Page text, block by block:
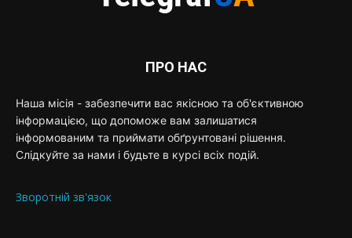
ПРО НАС
Наша місія - забезпечити вас якісною та об'єктивною
інформацією, що допоможе вам залишатися
інформованим та приймати обґрунтовані рішення.
Слідкуйте за нами і будьте в курсі всіх подій.
Зворотній зв'язок